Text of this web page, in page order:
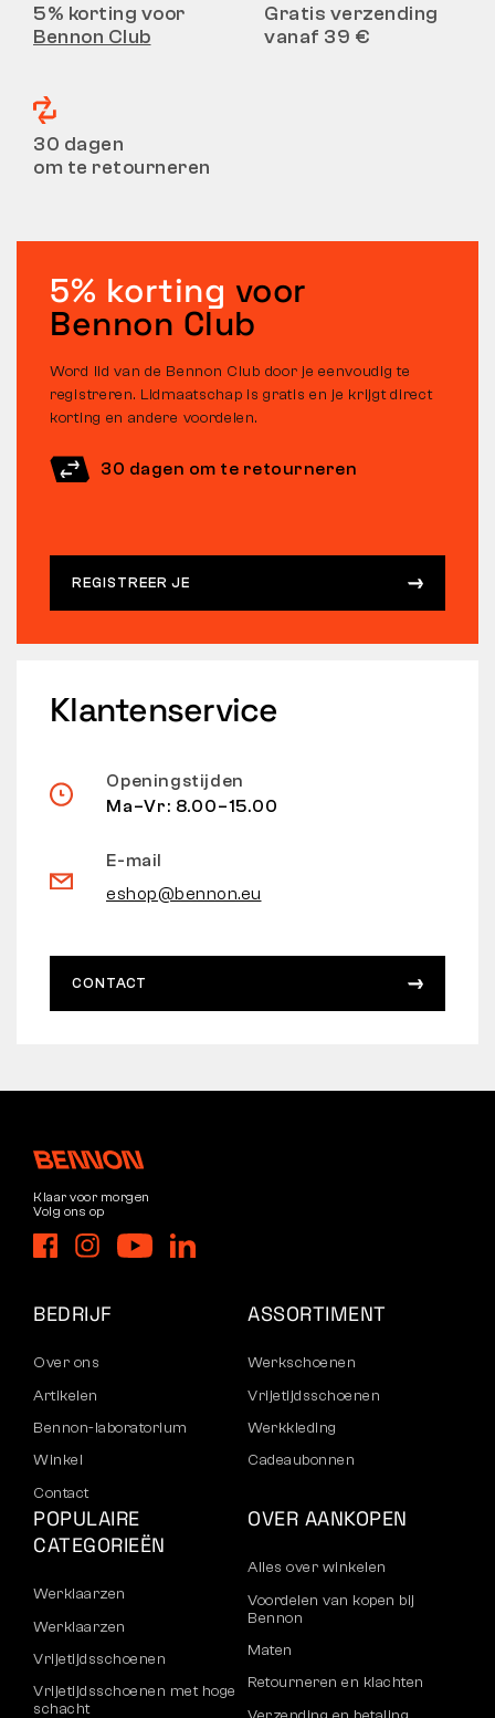
5% korting voor
Bennon Club
Gratis verzending
vanaf 39 €
30 dagen
om te retourneren
5% korting voor
Bennon Club
Word lid van de Bennon Club door je eenvoudig te
registreren. Lidmaatschap is gratis en je krijgt direct
korting en andere voordelen.
30 dagen om te retourneren
REGISTREER JE
Klantenservice
Openingstijden
Ma–Vr: 8.00–15.00
E-mail
eshop@bennon.eu
CONTACT
Klaar voor morgen
Volg ons op
BEDRIJF
Over ons
Artikelen
Bennon-laboratorium
Winkel
Contact
ASSORTIMENT
Werkschoenen
Vrijetijdsschoenen
Werkkleding
Cadeaubonnen
POPULAIRE
CATEGORIEËN
Werklaarzen
Werklaarzen
Vrijetijdsschoenen
Vrijetijdsschoenen met hoge
schacht
OVER AANKOPEN
Alles over winkelen
Voordelen van kopen bij
Bennon
Maten
Retourneren en klachten